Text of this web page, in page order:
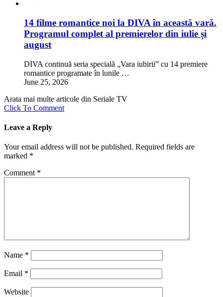
14 filme romantice noi la DIVA în această vară.
Programul complet al premierelor din iulie și
august
DIVA continuă seria specială „Vara iubirii” cu 14 premiere
romantice programate în lunile …
June 25, 2026
Arata mai multe articole din Seriale TV
Click To Comment
Leave a Reply
Your email address will not be published. Required fields are
marked *
Comment *
Name *
Email *
Website